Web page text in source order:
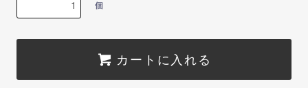
個
カートに入れる